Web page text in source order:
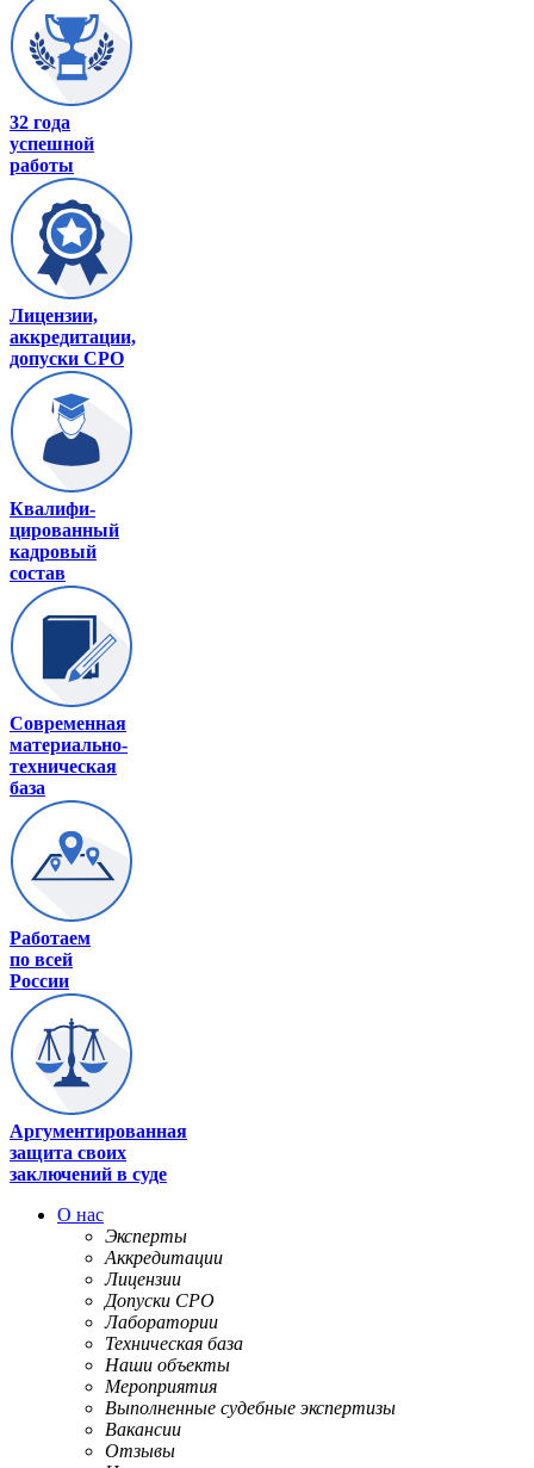
32 года
успешной
работы
Лицензии,
аккредитации,
допуски СРО
Квалифи-
цированный
кадровый
состав
Современная
материально-
техническая
база
Работаем
по всей
России
Аргументированная
защита своих
заключений в суде
О нас
Эксперты
Аккредитации
Лицензии
Допуски СРО
Лаборатории
Техническая база
Наши объекты
Мероприятия
Выполненные судебные экспертизы
Вакансии
Отзывы